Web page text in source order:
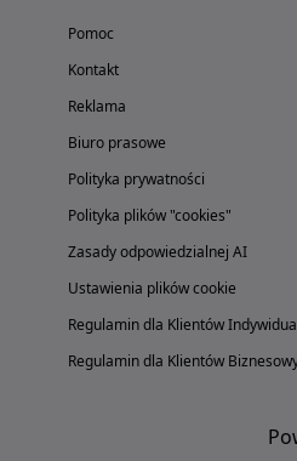
Pomoc
Kontakt
Reklama
Biuro prasowe
Polityka prywatności
Polityka plików "cookies"
Zasady odpowiedzialnej AI
Ustawienia plików cookie
Regulamin dla Klientów
Regulamin dla Klientów